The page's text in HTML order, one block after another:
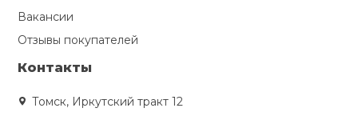
Вакансии
Отзывы покупателей
Контакты
Томск, Иркутский тракт 12